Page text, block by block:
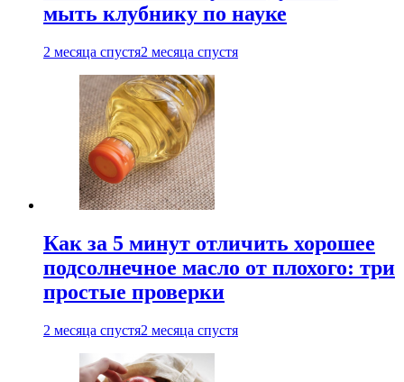
мыть клубнику по науке
2 месяца спустя2 месяца спустя
Как за 5 минут отличить хорошее
подсолнечное масло от плохого: три
простые проверки
2 месяца спустя2 месяца спустя